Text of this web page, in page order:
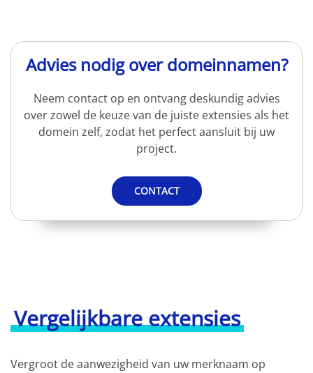
Advies nodig over domeinnamen?
Neem contact op en ontvang deskundig advies
over zowel de keuze van de juiste extensies als het
domein zelf, zodat het perfect aansluit bij uw
project.
CONTACT
Vergelijkbare extensies
Vergroot de aanwezigheid van uw merknaam op